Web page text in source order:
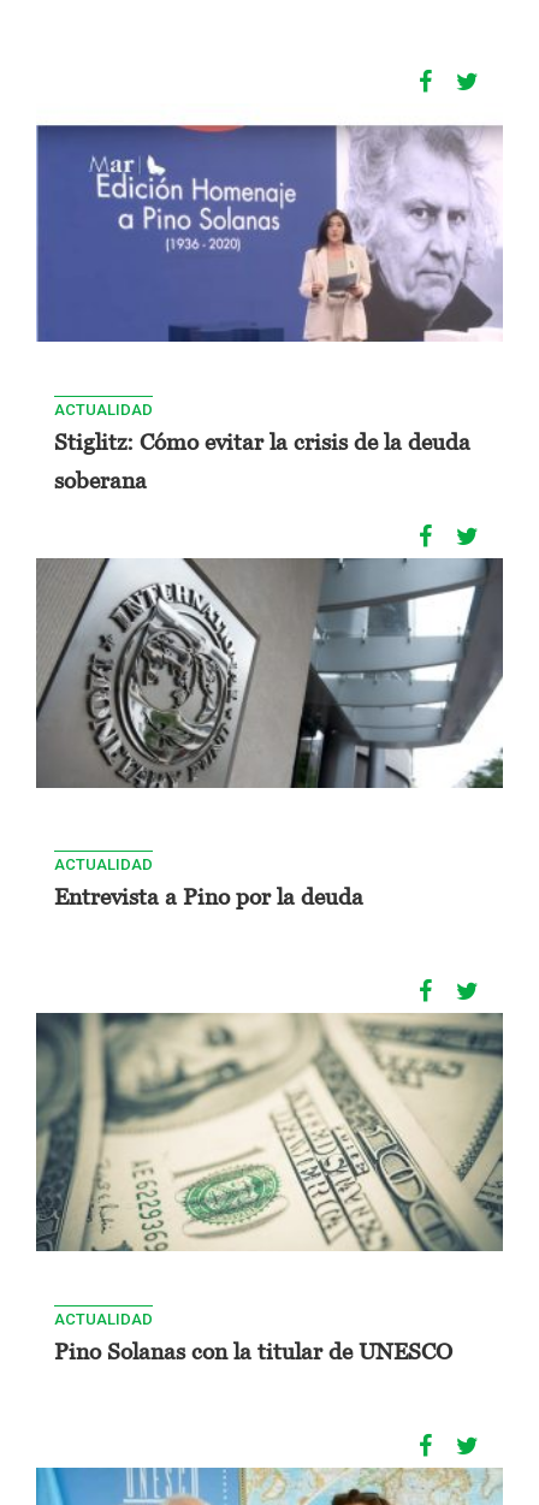
ACTUALIDAD
Stiglitz: Cómo evitar la crisis de la deuda
soberana
ACTUALIDAD
Entrevista a Pino por la deuda
ACTUALIDAD
Pino Solanas con la titular de UNESCO